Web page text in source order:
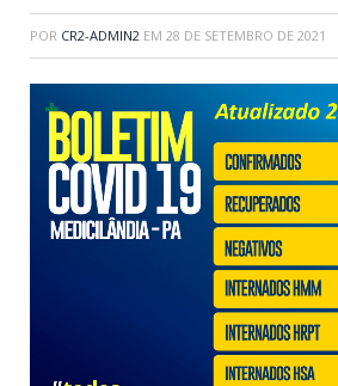
POR CR2-ADMIN2 EM 28 DE SETEMBRO DE 2021